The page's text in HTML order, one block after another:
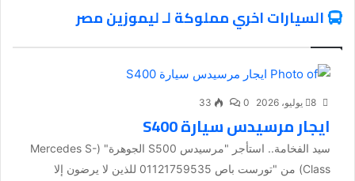
السيارات اخري مملوكة لـ ليموزين مصر
8 يوليو، 2026 0
33
ايجار مرسيدس سيارة S400
سيد الفخامة.. استأجر "مرسيدس S500 الجوهرة" (Mercedes S-
Class) من "تورست باص 01121759535 للذين لا يرضون إلا